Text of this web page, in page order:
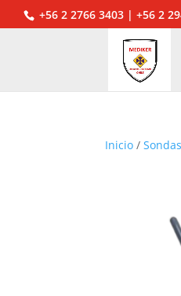
+56 2 2766 3403 | +56 2
Inicio /Sondas